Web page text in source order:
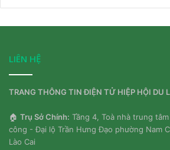
bạn
LIÊN HỆ
TRANG THÔNG TIN ĐIỆN TỬ HIỆP HỘI DU
🏠 Trụ Sở Chính: Tầng 4, Toà nhà trung
công - Đại lộ Trần Hưng Đạo phường Nam
Lào Cai